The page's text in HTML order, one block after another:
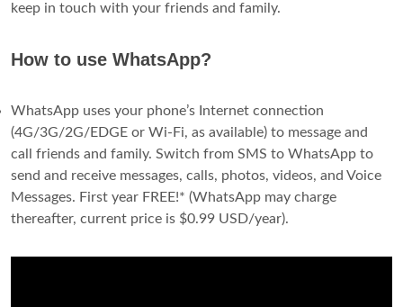
keep in touch with your friends and family.
How to use WhatsApp?
WhatsApp uses your phone’s Internet connection
(4G/3G/2G/EDGE or Wi-Fi, as available) to message and
call friends and family. Switch from SMS to WhatsApp to
send and receive messages, calls, photos, videos, and Voice
Messages. First year FREE!* (WhatsApp may charge
thereafter, current price is $0.99 USD/year).